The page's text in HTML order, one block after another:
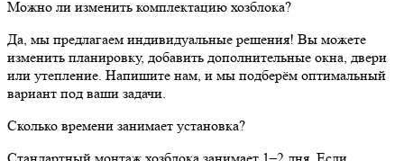
Можно ли изменить комплектацию хозблока?
Да, мы предлагаем индивидуальные решения! Вы можете
изменить планировку, добавить дополнительные окна, двери
или утепление. Напишите нам, и мы подберём оптимальный
вариант под ваши задачи.
Сколько времени занимает установка?
Стандартный монтаж хозблока занимает 1–2 дня. Если